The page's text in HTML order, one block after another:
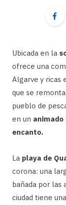
Ubicada en la
ofrece una
Algarve y ricas
que se
pueblo de
en un
encanto.
La playa de
corona: una
bañada por las
ciudad tiene